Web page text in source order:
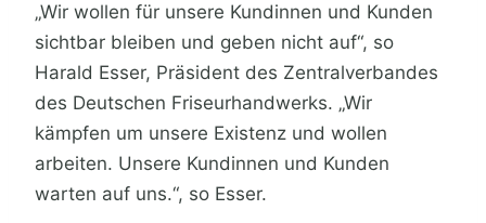
„Wir wollen für unsere Kundinnen und Kunden
sichtbar bleiben und geben nicht auf“, so
Harald Esser, Präsident des Zentralverbandes
des Deutschen Friseurhandwerks. „Wir
kämpfen um unsere Existenz und wollen
arbeiten. Unsere Kundinnen und Kunden
warten auf uns.“, so Esser.